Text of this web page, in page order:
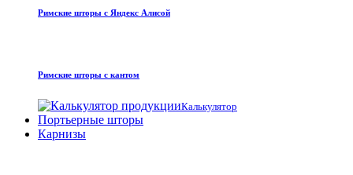
Римские шторы с Яндекс Алисой
Римские шторы с кантом
Калькулятор
Портьерные шторы
Карнизы